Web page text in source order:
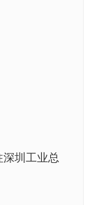
圳工业总